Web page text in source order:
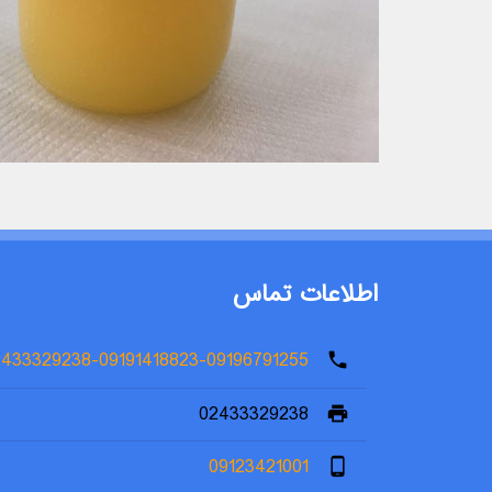
اطلاعات تماس
phone
09191418823-09196791255
print
02433329238
phone_android
09123421001